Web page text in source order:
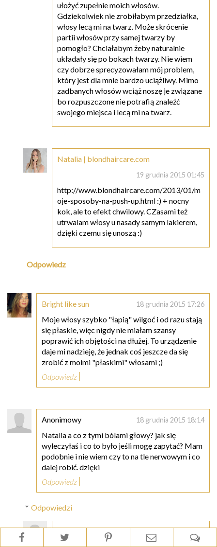
ułożyć zupełnie moich włosów.
Gdziekolwiek nie zrobiłabym przedziałka,
włosy lecą mi na twarz. Może skrócenie
partii włosów przy samej twarzy by
pomogło? Chciałabym żeby naturalnie
układały się po bokach twarzy. Nie wiem
czy dobrze sprecyzowałam mój problem,
który jest dla mnie bardzo uciążliwy. Mimo
zadbanych włosów wciąż noszę je związane
bo rozpuszczone nie potrafią znaleźć
swojego miejsca i lecą mi na twarz.
Natalia | blondhaircare.com
19 grudnia 2015 01:45
http://www.blondhaircare.com/2013/01/m
oje-sposoby-na-push-up.html :) + nocny
kok, ale to efekt chwilowy. CZasami też
utrwalam włosy u nasady samym lakierem,
dzięki czemu się unoszą :)
Odpowiedz
Bright like sun 18 grudnia 2015 17:26
Moje włosy szybko "łapią" wilgoć i od razu stają
się płaskie, więc nigdy nie miałam szansy
poprawić ich objętości na dłużej. To urządzenie
daje mi nadzieję, że jednak coś jeszcze da się
zrobić z moimi "płaskimi" włosami ;)
Odpowiedz
Anonimowy 18 grudnia 2015 18:14
Natalia a co z tymi bólami głowy? jak się
wyleczyłaś i co to było jeśli mogę zapytać? Mam
podobnie i nie wiem czy to na tle nerwowym i co
dalej robić. dzięki
Odpowiedz
Odpowiedzi